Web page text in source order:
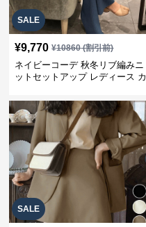
SALE
¥9,770 ¥10860(割引前)
ネイビーコーデ 秋冬リブ編みニ
ットセットアップ レディース カ
SALE